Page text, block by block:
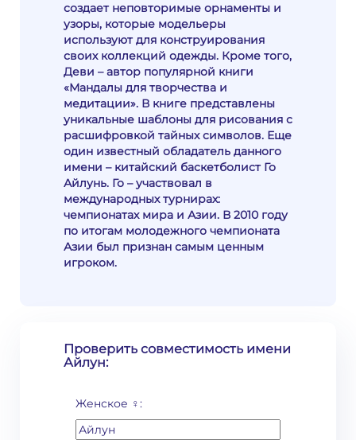
создает неповторимые орнаменты и
узоры, которые модельеры
используют для конструирования
своих коллекций одежды. Кроме того,
Деви – автор популярной книги
«Мандалы для творчества и
медитации». В книге представлены
уникальные шаблоны для рисования с
расшифровкой тайных символов. Еще
один известный обладатель данного
имени – китайский баскетболист Го
Айлунь. Го – участвовал в
международных турнирах:
чемпионатах мира и Азии. В 2010 году
по итогам молодежного чемпионата
Азии был признан самым ценным
игроком.
Проверить совместимость имени
Айлун:
Женское ♀: